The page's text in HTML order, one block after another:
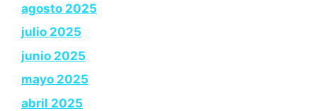
agosto 2025
julio 2025
junio 2025
mayo 2025
abril 2025